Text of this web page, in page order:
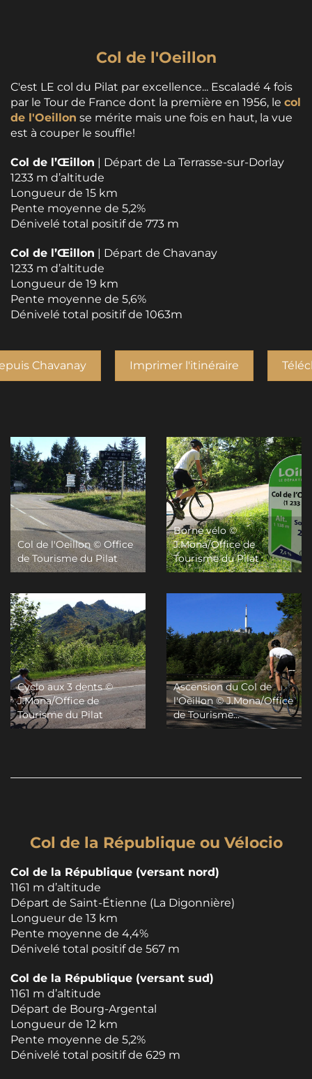
Col de l'Oeillon
C'est LE col du Pilat par excellence... Escaladé 4 fois
par le Tour de France dont la première en 1956, le col
de l'Oeillon se mérite mais une fois en haut, la vue
est à couper le souffle!
Col de l’Œillon | Départ de La Terrasse-sur-Dorlay
1233 m d’altitude
Longueur de 15 km
Pente moyenne de 5,2%
Dénivelé total positif de 773 m
Col de l’Œillon | Départ de Chavanay
1233 m d’altitude
Longueur de 19 km
Pente moyenne de 5,6%
Dénivelé total positif de 1063m
Chavanay Imprimer l'itinéraire
Col de l'Oeillon © Office
de Tourisme du Pilat
Borne vélo ©
J.Mona/Office de
Tourisme du Pilat
Cyclo aux 3 dents ©
J.Mona/Office de
Tourisme du Pilat
Ascension du Col de
l'Oeillon © J.Mona/Office
de Tourisme...
Col de la République ou Vélocio
Col de la République (versant nord)
1161 m d’altitude
Départ de Saint-Étienne (La Digonnière)
Longueur de 13 km
Pente moyenne de 4,4%
Dénivelé total positif de 567 m
Col de la République (versant sud)
1161 m d’altitude
Départ de Bourg-Argental
Longueur de 12 km
Pente moyenne de 5,2%
Dénivelé total positif de 629 m